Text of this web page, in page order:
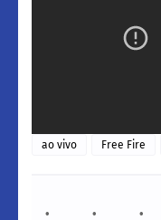
ao vivo Free Fire